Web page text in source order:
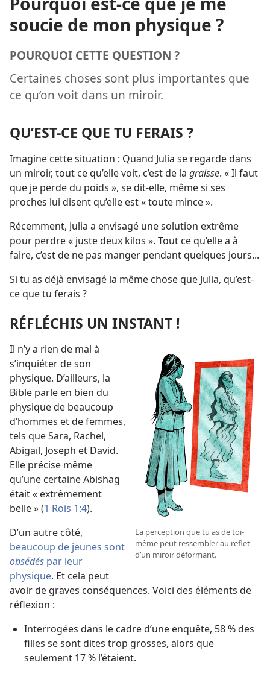
soucie de mon physique ?
POURQUOI CETTE QUESTION ?
Certaines choses sont plus importantes que
ce qu’on voit dans un miroir.
QU’EST-​CE QUE TU FERAIS ?
Imagine cette situation : Quand Julia se regarde dans
un miroir, tout ce qu’elle voit, c’est de la graisse. « Il faut
que je perde du poids », se dit-​elle, même si ses
proches lui disent qu’elle est « toute mince ».
Récemment, Julia a envisagé une solution extrême
pour perdre « juste deux kilos ». Tout ce qu’elle a à
faire, c’est de ne pas manger pendant quelques jours...
Si tu as déjà envisagé la même chose que Julia, qu’est-​
ce que tu ferais ?
RÉFLÉCHIS UN INSTANT !
La perception que tu as de toi-​
même peut ressembler au reflet
d’un miroir déformant.
Il n’y a rien de mal à
s’inquiéter de son
physique. D’ailleurs, la
Bible parle en bien du
physique de beaucoup
d’hommes et de femmes,
tels que Sara, Rachel,
Abigaïl, Joseph et David.
Elle précise même
qu’une certaine Abishag
était « extrêmement
belle » (1 Rois 1:4).
D’un autre côté,
beaucoup de jeunes sont
obsédés par leur
physique. Et cela peut
avoir de graves conséquences. Voici des éléments de
réflexion :
Interrogées dans le cadre d’une enquête, 58 % des
filles se sont dites trop grosses, alors que
seulement 17 % l’étaient.